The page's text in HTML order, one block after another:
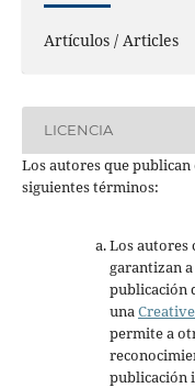
Artículos / Articles
LICENCIA
Los autores que publican
siguientes términos:
Los autores
garantizan
publicación
una
permite a
publicación